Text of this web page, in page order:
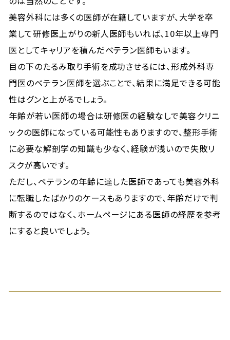
美容外科には多くの医師が在籍していますが、大学を卒
業して研修医上がりの新人医師もいれば、10年以上専門
医としてキャリアを積んだベテラン医師もいます。
目の下のたるみ取り手術を成功させるには、形成外科専
門医のベテラン医師を選ぶことで、結果に満足できる可能
性はグンと上がるでしょう。
年齢が若い医師の場合は研修医の経験なしで美容クリニ
ックの医師になっている可能性もありますので、整形手術
に必要な解剖学の知識も少なく、経験が浅いので失敗リ
スクが高いです。
ただし、ベテランの年齢に達した医師であっても美容外科
に転職したばかりのケースもありますので、年齢だけで判
断するのではなく、ホームページにある医師の経歴を参考
にすると良いでしょう。